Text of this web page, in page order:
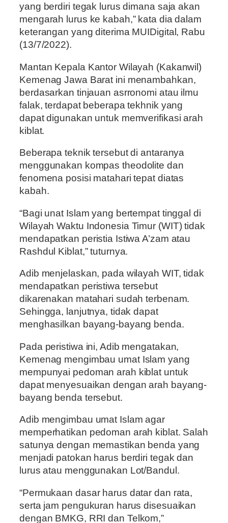
yang berdiri tegak lurus dimana saja akan
mengarah lurus ke kabah,” kata dia dalam
keterangan yang diterima MUIDigital, Rabu
(13/7/2022).
Mantan Kepala Kantor Wilayah (Kakanwil)
Kemenag Jawa Barat ini menambahkan,
berdasarkan tinjauan asrronomi atau ilmu
falak, terdapat beberapa tekhnik yang
dapat digunakan untuk memverifikasi arah
kiblat.
Beberapa teknik tersebut di antaranya
menggunakan kompas theodolite dan
fenomena posisi matahari tepat diatas
kabah.
“Bagi unat Islam yang bertempat tinggal di
Wilayah Waktu Indonesia Timur (WIT) tidak
mendapatkan peristia Istiwa A’zam atau
Rashdul Kiblat,” tuturnya.
Adib menjelaskan, pada wilayah WIT, tidak
mendapatkan peristiwa tersebut
dikarenakan matahari sudah terbenam.
Sehingga, lanjutnya, tidak dapat
menghasilkan bayang-bayang benda.
Pada peristiwa ini, Adib mengatakan,
Kemenag mengimbau umat Islam yang
mempunyai pedoman arah kiblat untuk
dapat menyesuaikan dengan arah bayang-
bayang benda tersebut.
Adib mengimbau umat Islam agar
memperhatikan pedoman arah kiblat. Salah
satunya dengan memastikan benda yang
menjadi patokan harus berdiri tegak dan
lurus atau menggunakan Lot/Bandul.
“Permukaan dasar harus datar dan rata,
serta jam pengukuran harus disesuaikan
dengan BMKG, RRI dan Telkom,”